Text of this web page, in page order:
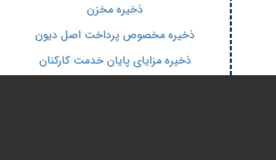
ذخیره مخزن
ذخیره مخصوص پرداخت اصل دیون
ذخیره مزایای پایان خدمت کارکنان